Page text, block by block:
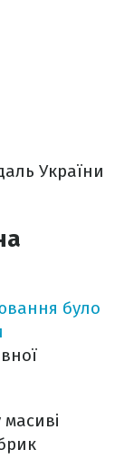
України
було